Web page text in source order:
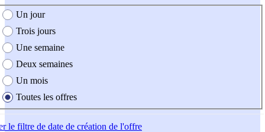
création de l'offre
Un jour
Trois jours
Une semaine
Deux semaines
Un mois
Toutes les offres
le filtre de date de création de l'offre